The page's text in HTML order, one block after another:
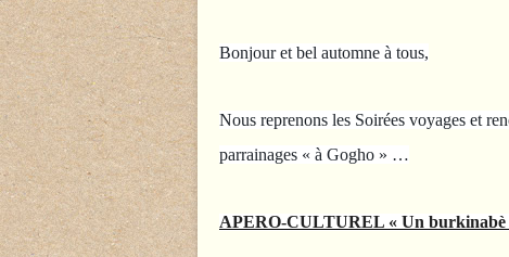
Bonjour et bel automne à tous,
Nous reprenons les Soirées voyages et
parrainages « à Gogho » …
APERO-CULTUREL « Un